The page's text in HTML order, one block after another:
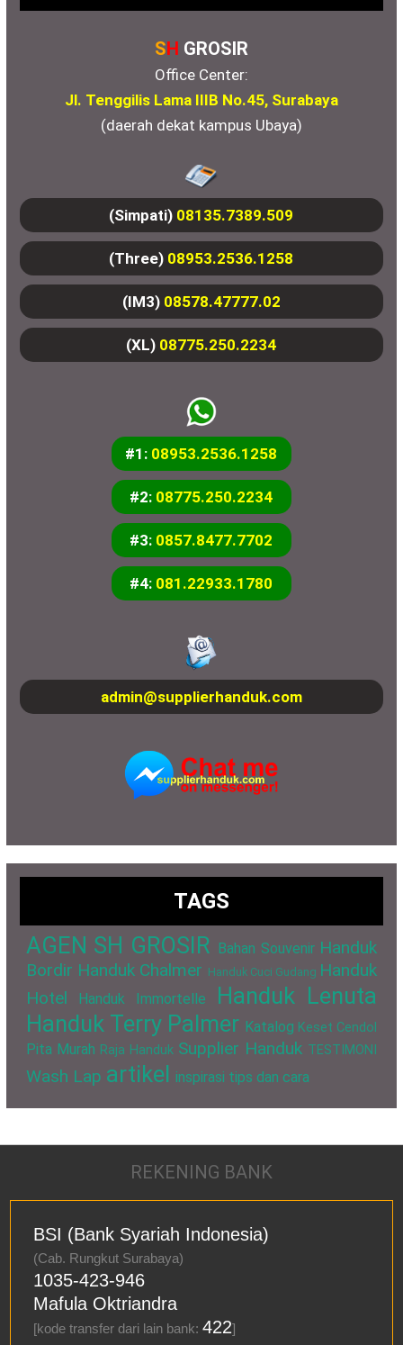
SH GROSIR
Office Center:
Jl. Tenggilis Lama IIIB No.45, Surabaya
(daerah dekat kampus Ubaya)
(Simpati) 08135.7389.509
(Three) 08953.2536.1258
(IM3) 08578.47777.02
(XL) 08775.250.2234
#1: 08953.2536.1258
#2: 08775.250.2234
#3: 0857.8477.7702
#4: 081.22933.1780
admin@supplierhanduk.com
TAGS
AGEN SH GROSIR Bahan Souvenir Handuk
Bordir Handuk Chalmer Handuk Cuci Gudang Handuk
Hotel
Handuk Immortelle
Handuk Lenuta
Handuk Terry Palmer Katalog Keset Cendol
Pita Murah Raja Handuk Supplier Handuk TESTIMONI
Wash Lap artikel inspirasi tips dan cara
REKENING BANK
BSI (Bank Syariah Indonesia)
(Cab. Rungkut Surabaya)
1035-423-946
Mafula Oktriandra
[kode transfer dari lain bank:422]